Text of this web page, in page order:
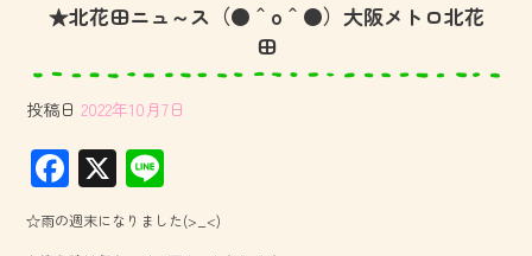
★北花田ニュ～ス（●＾o＾●）大阪メトロ北花
田
投稿日 2022年10月7日
F
ac
e
X
ne
☆雨の週末になりました(>_<)